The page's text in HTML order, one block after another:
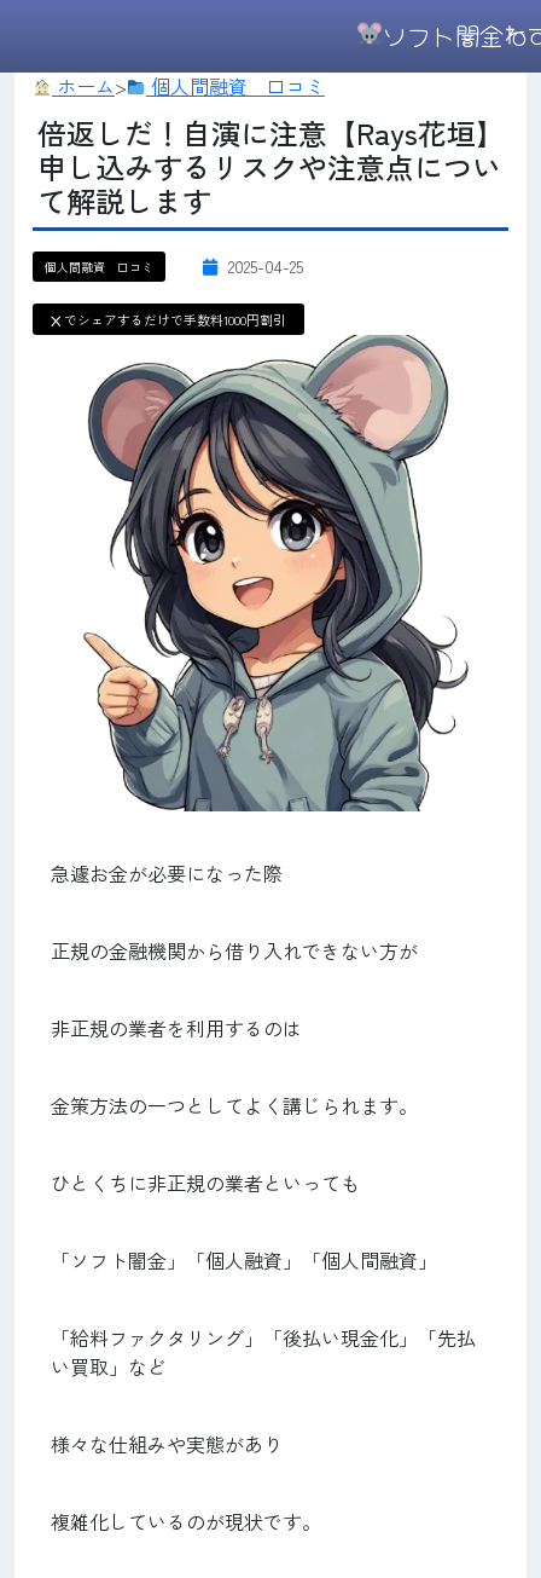
ソフト闇金ね
ホーム> 個人間融資 口コミ
倍返しだ！自演に注意【Rays花垣】
申し込みするリスクや注意点につい
て解説します
個人間融資 口コミ 2025-04-25
X でシェアするだけで手数料1000円割引
急遽お金が必要になった際
正規の金融機関から借り入れできない方が
非正規の業者を利用するのは
金策方法の一つとしてよく講じられます。
ひとくちに非正規の業者といっても
「ソフト闇金」「個人融資」「個人間融資」
「給料ファクタリング」「後払い現金化」「先払
い買取」など
様々な仕組みや実態があり
複雑化しているのが現状です。